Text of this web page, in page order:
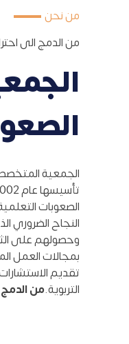
من نحن
من الدمج الى
الجمعية
الصعوبات
النجاح الضروري
وحصولهم على
بمجالات العمل
تقديم
التربوية.من الدمج